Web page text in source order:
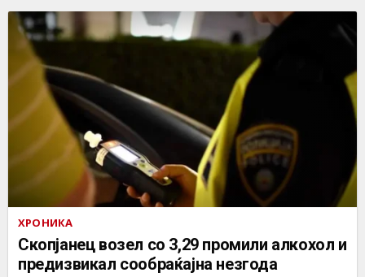
ХРОНИКА
Скопјанец возел со 3,29 промили алкохол и
предизвикал сообраќајна незгода